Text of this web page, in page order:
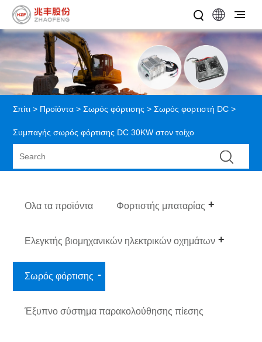
Σπίτι > Προϊόντα >Σωρός φόρτισης >Σωρός φορτιστή DC >
Συμπαγής σωρός φόρτισης DC 30KW στον τοίχο
Ολα τα προϊόντα Φορτιστής μπαταρίας
Ελεγκτής βιομηχανικών ηλεκτρικών οχημάτων
Σωρός φόρτισης
Έξυπνο σύστημα παρακολούθησης πίεσης